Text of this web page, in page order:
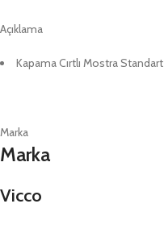
Açıklama
Kapama Cırtlı Mostra
Marka
Marka
Vicco